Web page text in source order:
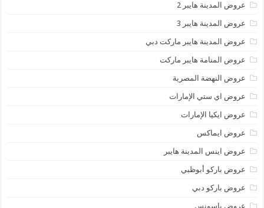
عروض المدينة هايبر 2
عروض المدينة هايبر 3
عروض المدينة هايبر ماركت دبي
عروض المنامة هايبر ماركت
عروض النهضة المصرية
عروض اي ستي الإمارات
عروض ايكيا الإمارات
عروض ايماكس
عروض اينس المدينة هايبر
عروض باركو أبوظبي
عروض باركو دبي
عروض باسونس